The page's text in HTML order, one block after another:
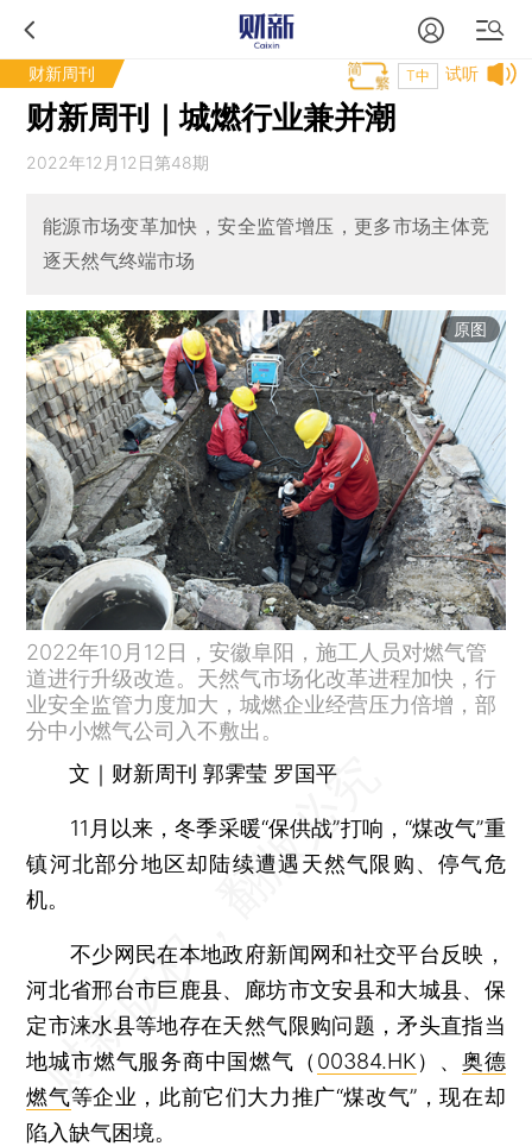
财新周刊 试听
T中
财新周刊｜城燃行业兼并潮
2022年12月12日第48期
能源市场变革加快，安全监管增压，更多市场主体竞
逐天然气终端市场
原图
2022年10月12日，安徽阜阳，施工人员对燃气管
道进行升级改造。天然气市场化改革进程加快，行
业安全监管力度加大，城燃企业经营压力倍增，部
分中小燃气公司入不敷出。
文｜财新周刊 郭霁莹 罗国平
11月以来，冬季采暖“保供战”打响，“煤改气”重
镇河北部分地区却陆续遭遇天然气限购、停气危
机。
不少网民在本地政府新闻网和社交平台反映，
河北省邢台市巨鹿县、廊坊市文安县和大城县、保
定市涞水县等地存在天然气限购问题，矛头直指当
地城市燃气服务商中国燃气（ 00384.HK）、 奥德
燃气等企业，此前它们大力推广“煤改气”，现在却
陷入缺气困境。